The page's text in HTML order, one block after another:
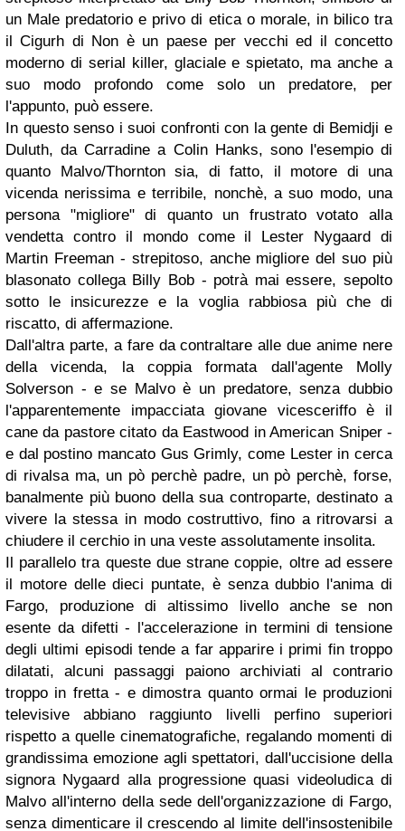
un Male predatorio e privo di etica o morale, in bilico tra
il Cigurh di Non è un paese per vecchi ed il concetto
moderno di serial killer, glaciale e spietato, ma anche a
suo modo profondo come solo un predatore, per
l'appunto, può essere.
In questo senso i suoi confronti con la gente di Bemidji e
Duluth, da Carradine a Colin Hanks, sono l'esempio di
quanto Malvo/Thornton sia, di fatto, il motore di una
vicenda nerissima e terribile, nonchè, a suo modo, una
persona "migliore" di quanto un frustrato votato alla
vendetta contro il mondo come il Lester Nygaard di
Martin Freeman - strepitoso, anche migliore del suo più
blasonato collega Billy Bob - potrà mai essere, sepolto
sotto le insicurezze e la voglia rabbiosa più che di
riscatto, di affermazione.
Dall'altra parte, a fare da contraltare alle due anime nere
della vicenda, la coppia formata dall'agente Molly
Solverson - e se Malvo è un predatore, senza dubbio
l'apparentemente impacciata giovane vicesceriffo è il
cane da pastore citato da Eastwood in American Sniper -
e dal postino mancato Gus Grimly, come Lester in cerca
di rivalsa ma, un pò perchè padre, un pò perchè, forse,
banalmente più buono della sua controparte, destinato a
vivere la stessa in modo costruttivo, fino a ritrovarsi a
chiudere il cerchio in una veste assolutamente insolita.
Il parallelo tra queste due strane coppie, oltre ad essere
il motore delle dieci puntate, è senza dubbio l'anima di
Fargo, produzione di altissimo livello anche se non
esente da difetti - l'accelerazione in termini di tensione
degli ultimi episodi tende a far apparire i primi fin troppo
dilatati, alcuni passaggi paiono archiviati al contrario
troppo in fretta - e dimostra quanto ormai le produzioni
televisive abbiano raggiunto livelli perfino superiori
rispetto a quelle cinematografiche, regalando momenti di
grandissima emozione agli spettatori, dall'uccisione della
signora Nygaard alla progressione quasi videoludica di
Malvo all'interno della sede dell'organizzazione di Fargo,
senza dimenticare il crescendo al limite dell'insostenibile